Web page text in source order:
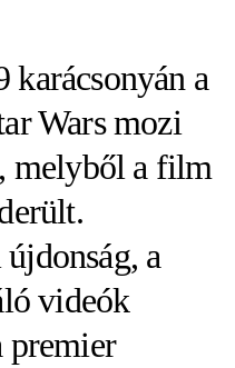
karácsonyán a
Wars mozi
melyből a film
a
videók
premier